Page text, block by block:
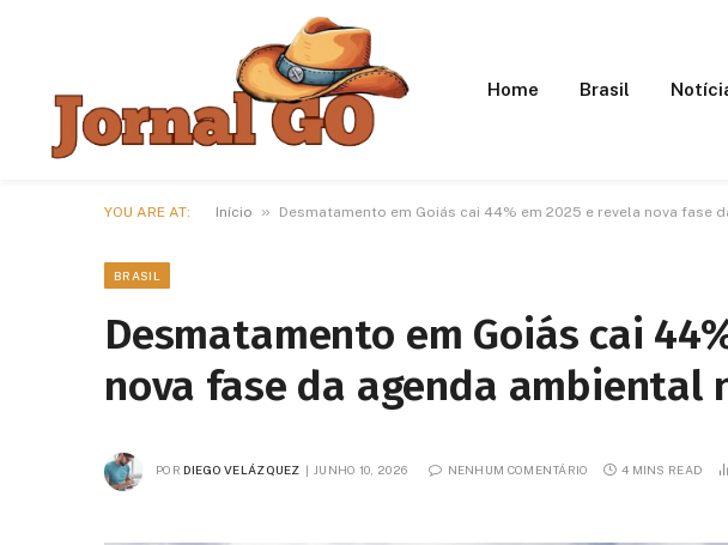
Home Brasil
YOU ARE AT: Início » Desmatamento em Goiás cai 44% em 2025 e revela nova fase
BRASIL
Desmatamento em Goiás cai
nova fase da agenda ambiental
POR DIEGO VELÁZQUEZ JUNHO 10, 2026 NENHUM COMENTÁRIO 4 MINS READ